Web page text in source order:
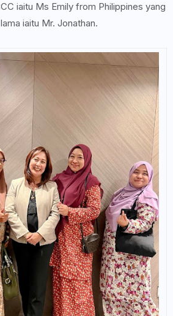
iaitu Ms Emily from Philippines yang
iaitu Mr. Jonathan.